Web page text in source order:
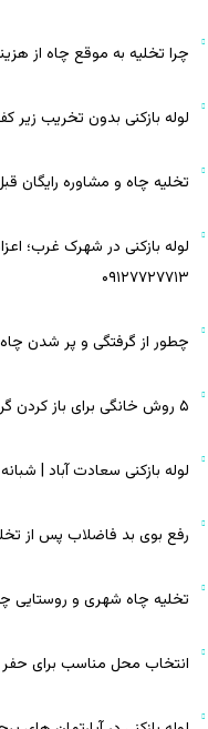
چرا تخلیه به‌ موقع چاه از
لوله بازکنی بدون تخریب
تخلیه چاه و مشاوره رایگان
۰۹۱۲۷۷۲۷۷۱۳
چطور از گرفتگی و پر شدن
۵ روش خانگی برای باز کردن گرفتگی‌های سطحی سینک ظرفشویی
لوله بازکنی سعادت آباد | شبانه روزی و
رفع بوی بد فاضلاب پس از
تخلیه چاه شهری و روستایی
انتخاب محل مناسب برای